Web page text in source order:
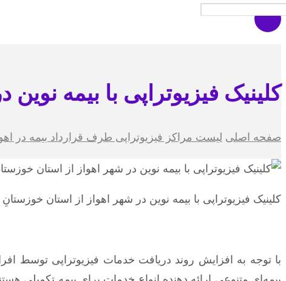
کلینیک فیزیوتراپی با بیمه
صفحه اصلی لیست مراکز فیزیوتراپی طرف قرارداد بیمه در
کلینیک فیزیوتراپی با بیمه نوین در شهر اهواز از استان خوزستانِ
با توجه به افزایش روند دریافت خدمات فیزیوتراپی توسط